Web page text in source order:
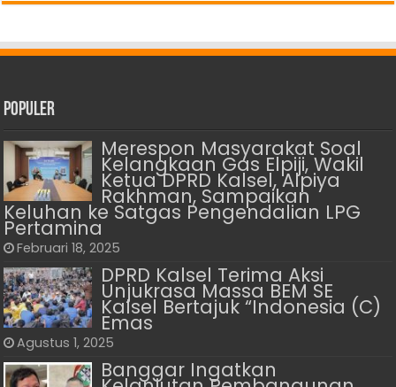
Populer
Merespon Masyarakat Soal
Kelangkaan Gas Elpiji, Wakil
Ketua DPRD Kalsel, Alpiya
Rakhman, Sampaikan
Keluhan ke Satgas Pengendalian LPG
Pertamina
Februari 18, 2025
DPRD Kalsel Terima Aksi
Unjukrasa Massa BEM SE
Kalsel Bertajuk “Indonesia (C)
Emas
Agustus 1, 2025
Banggar Ingatkan